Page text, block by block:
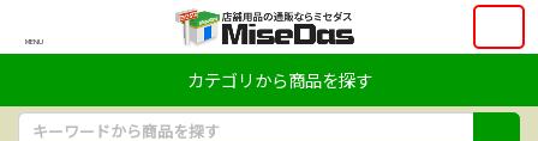
MENU
カテゴリから商品を探す